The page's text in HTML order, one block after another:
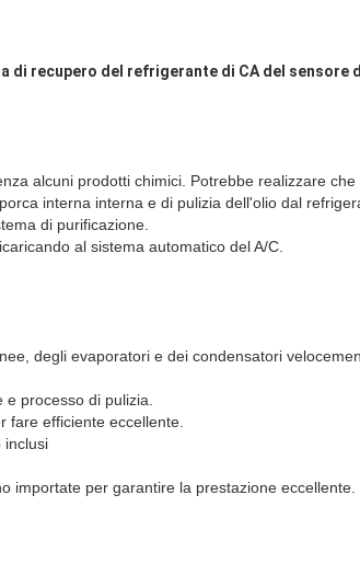
di recupero del refrigerante di CA del sensore
alcuni prodotti chimici. Potrebbe realizzare che
interna interna e di pulizia dell'olio dal
di purificazione.
al sistema automatico del A/C.
degli evaporatori e dei condensatori
processo di pulizia.
fare efficiente eccellente.
inclusi
importate per garantire la prestazione eccellente.